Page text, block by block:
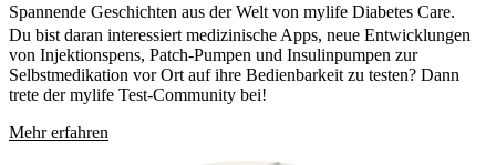
Spannende Geschichten aus der Welt von mylife Diabetes Care.
Du bist daran interessiert medizinische Apps, neue Entwicklungen
von Injektionspens, Patch-Pumpen und Insulinpumpen zur
Selbstmedikation vor Ort auf ihre Bedienbarkeit zu testen? Dann
trete der mylife Test-Community bei!
Mehr erfahren